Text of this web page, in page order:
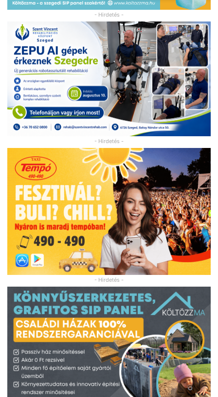
- Hirdetés -
- Hirdetés -
- Hirdetés -